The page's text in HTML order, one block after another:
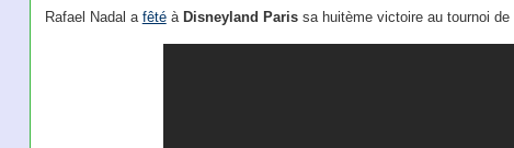
Rafael Nadal a fêtéà Disneyland Parissa huitème victoire au tournoi de